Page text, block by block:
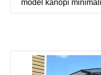
model kanopi